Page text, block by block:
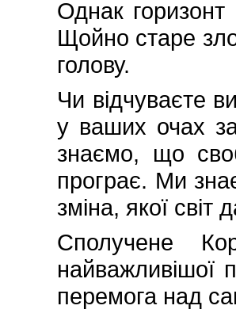
Однак
Щойно старе
голову.
Чи відчуваєте
у ваших очах
знаємо, що
програє. Ми
зміна, якої світ
Сполучене
найважливішої
перемога над